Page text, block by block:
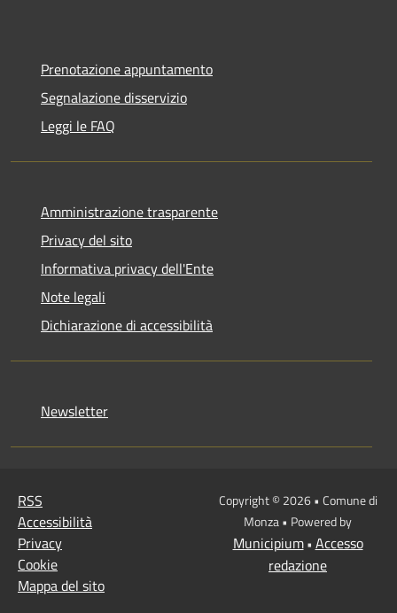
Prenotazione appuntamento
Segnalazione disservizio
Leggi le FAQ
Amministrazione trasparente
Privacy del sito
Informativa privacy dell'Ente
Note legali
Dichiarazione di accessibilità
Newsletter
RSS
Accessibilità
Privacy
Cookie
Mappa del sito
Copyright © 2026 • Comune di
Monza • Powered by
Municipium• Accesso
redazione